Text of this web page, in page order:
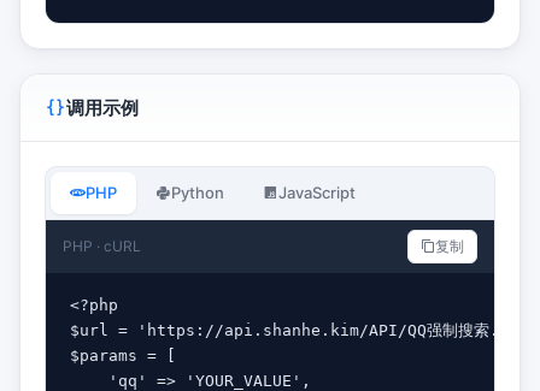
调用示例
PHP Python JavaScript
PHP · cURL 复制
<?php
$url = 'https://api.shanhe.kim/API/QQ强制搜索
$params = [
    'qq' => 'YOUR_VALUE',